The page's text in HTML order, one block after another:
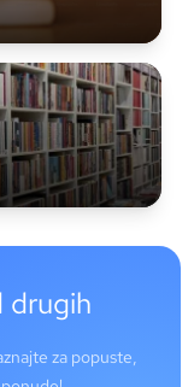
drugih
za popuste,